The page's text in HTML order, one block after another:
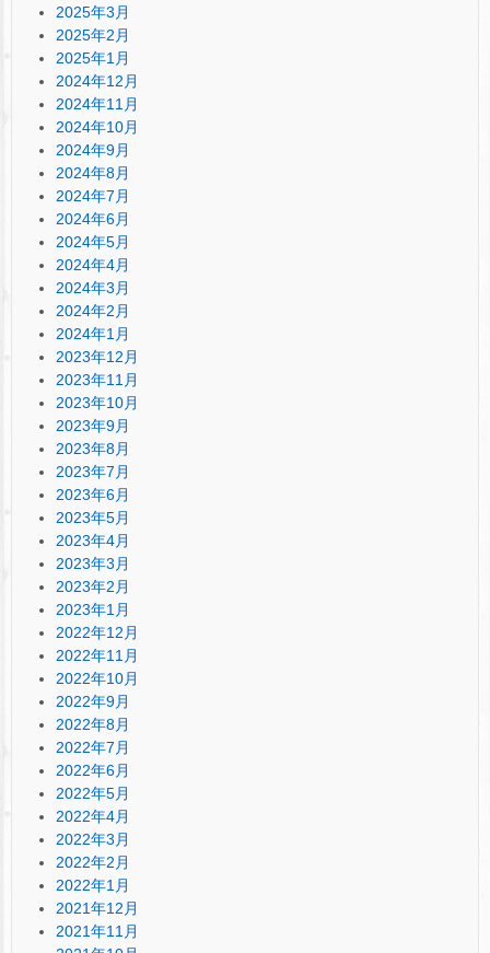
2025年3月
2025年2月
2025年1月
2024年12月
2024年11月
2024年10月
2024年9月
2024年8月
2024年7月
2024年6月
2024年5月
2024年4月
2024年3月
2024年2月
2024年1月
2023年12月
2023年11月
2023年10月
2023年9月
2023年8月
2023年7月
2023年6月
2023年5月
2023年4月
2023年3月
2023年2月
2023年1月
2022年12月
2022年11月
2022年10月
2022年9月
2022年8月
2022年7月
2022年6月
2022年5月
2022年4月
2022年3月
2022年2月
2022年1月
2021年12月
2021年11月